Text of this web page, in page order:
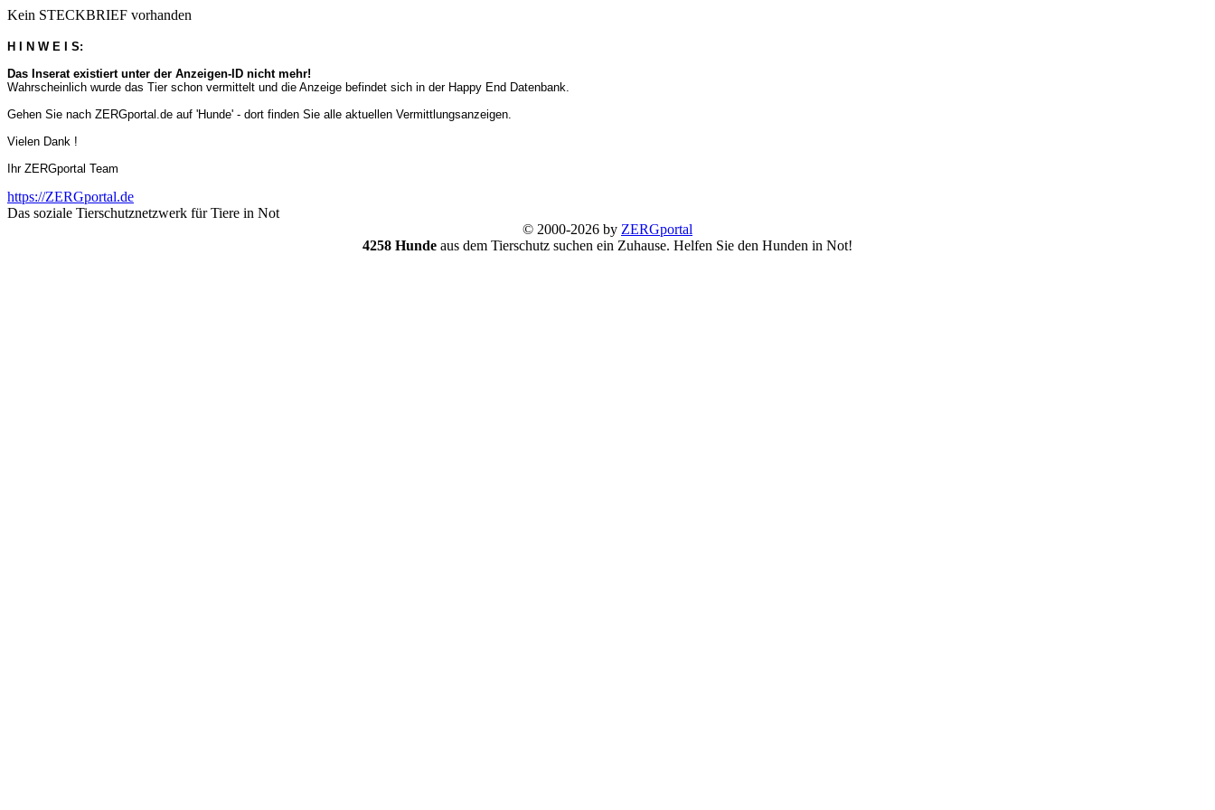
Kein STECKBRIEF vorhanden
H I N W E I S:
Das Inserat existiert unter der Anzeigen-ID nicht mehr!
Wahrscheinlich wurde das Tier schon vermittelt und die Anzeige befindet sich in der Happy End Datenbank.
Gehen Sie nach ZERGportal.de auf 'Hunde' - dort finden Sie alle aktuellen Vermittlungsanzeigen.
Vielen Dank !
Ihr ZERGportal Team
https://ZERGportal.de
Das soziale Tierschutznetzwerk für Tiere in Not
© 2000-2026 by ZERGportal
4258 Hunde aus dem Tierschutz suchen ein Zuhause. Helfen Sie den Hunden in Not!